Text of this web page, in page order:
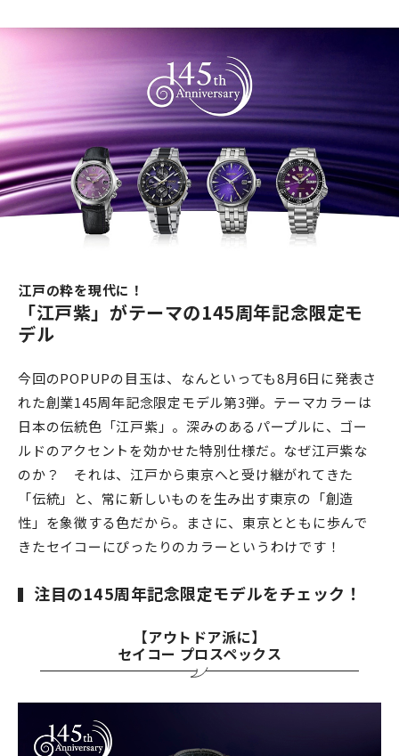
江戸の粋を現代に！
「江戸紫」がテーマの145周年記念限定モ
デル
今回のPOPUPの目玉は、なんといっても8月6日に発表さ
れた創業145周年記念限定モデル第3弾。テーマカラーは
日本の伝統色「江戸紫」。深みのあるパープルに、ゴー
ルドのアクセントを効かせた特別仕様だ。なぜ江戸紫な
のか？ それは、江戸から東京へと受け継がれてきた
「伝統」と、常に新しいものを生み出す東京の「創造
性」を象徴する色だから。まさに、東京とともに歩んで
きたセイコーにぴったりのカラーというわけです！
注目の145周年記念限定モデルをチェック！
【アウトドア派に】
セイコー プロスペックス